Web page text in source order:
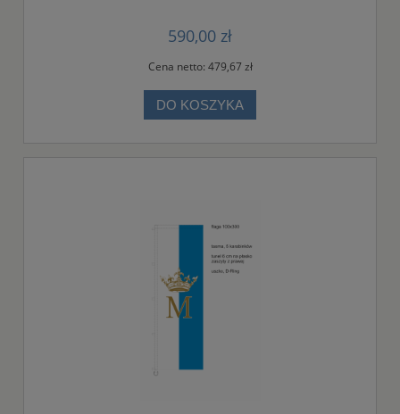
590,00 zł
Cena netto: 479,67 zł
DO KOSZYKA